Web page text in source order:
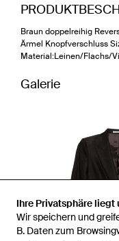
Ihre Privatsphäre liegt
Wir speichern und
B. Daten zum
Braun doppelreihig
Ärmel Knopfverschluss
Material:Leinen/Flachs/
Galerie